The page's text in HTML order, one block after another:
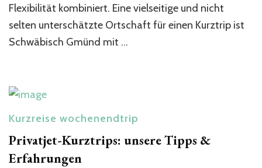
Flexibilität kombiniert. Eine vielseitige und nicht
selten unterschätzte Ortschaft für einen Kurztrip ist
Schwäbisch Gmünd mit …
Kurzreise wochenendtrip
Privatjet-Kurztrips: unsere Tipps &
Erfahrungen